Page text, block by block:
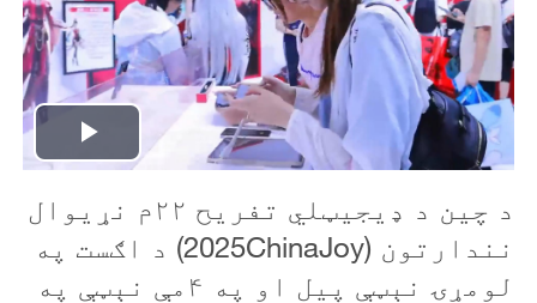
P
l
a
د چين د ډيجيټلي تفريح ۲۲م نړیوال
نندارتون (2025ChinaJoy) د اګست په
لومړۍ نېټې پيل او په ۴مې نېټې په